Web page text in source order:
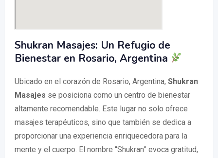
Shukran Masajes: Un Refugio de
Bienestar en Rosario, Argentina
Ubicado en el corazón de Rosario, Argentina, Shukran
Masajes se posiciona como un centro de bienestar
altamente recomendable. Este lugar no solo ofrece
masajes terapéuticos, sino que también se dedica a
proporcionar una experiencia enriquecedora para la
mente y el cuerpo. El nombre “Shukran” evoca gratitud,